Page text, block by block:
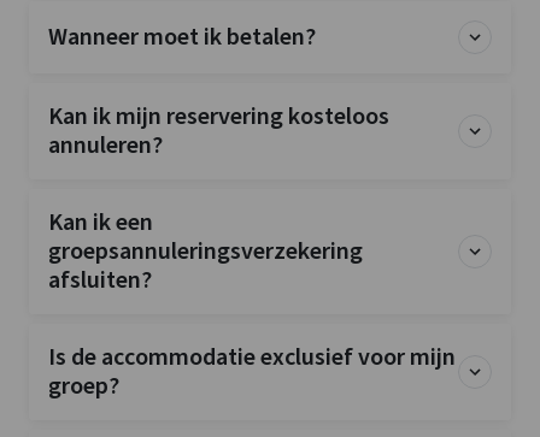
Wanneer moet ik betalen?
Kan ik mijn reservering kosteloos
annuleren?
Kan ik een
groepsannuleringsverzekering
afsluiten?
Is de accommodatie exclusief voor mijn
groep?